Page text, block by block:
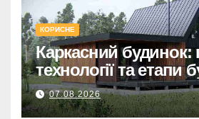
КОРИСНЕ
Каркасний будинок:
технології та етапи
07.08.2026